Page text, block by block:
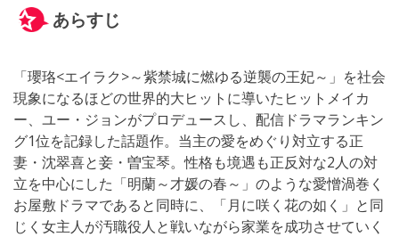
あらすじ
「瓔珞<エイラク>～紫禁城に燃ゆる逆襲の王妃～」を社会
現象になるほどの世界的大ヒットに導いたヒットメイカ
ー、ユー・ジョンがプロデュースし、配信ドラマランキン
グ1位を記録した話題作。当主の愛をめぐり対立する正
妻・沈翠喜と妾・曽宝琴。性格も境遇も正反対な2人の対
立を中心にした「明蘭～才媛の春～」のような愛憎渦巻く
お屋敷ドラマであると同時に、「月に咲く花の如く」と同
じく女主人が汚職役人と戦いながら家業を成功させていく